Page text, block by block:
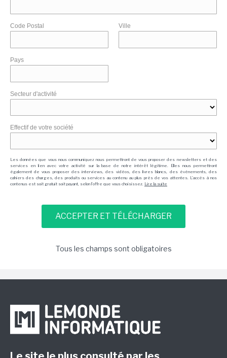
Code Postal Ville
Pays
Secteur d'activité
Effectif de votre société
Les données que vous nous communiquez nous permettront de vous proposer des newsletters et des
services en lien avec votre activité sur la base de notre intérêt légitime. Elles nous permettront
également de vous proposer des interviews, des vidéos, des livres blancs, des événements, des
cahiers des charges, des produits ou services au contenu au plus près de vos attentes. L'accès à nos
contenus est soit gratuit soit payant, selon l'offre que vous choisissez. Lire la suite
Tous les champs sont obligatoires